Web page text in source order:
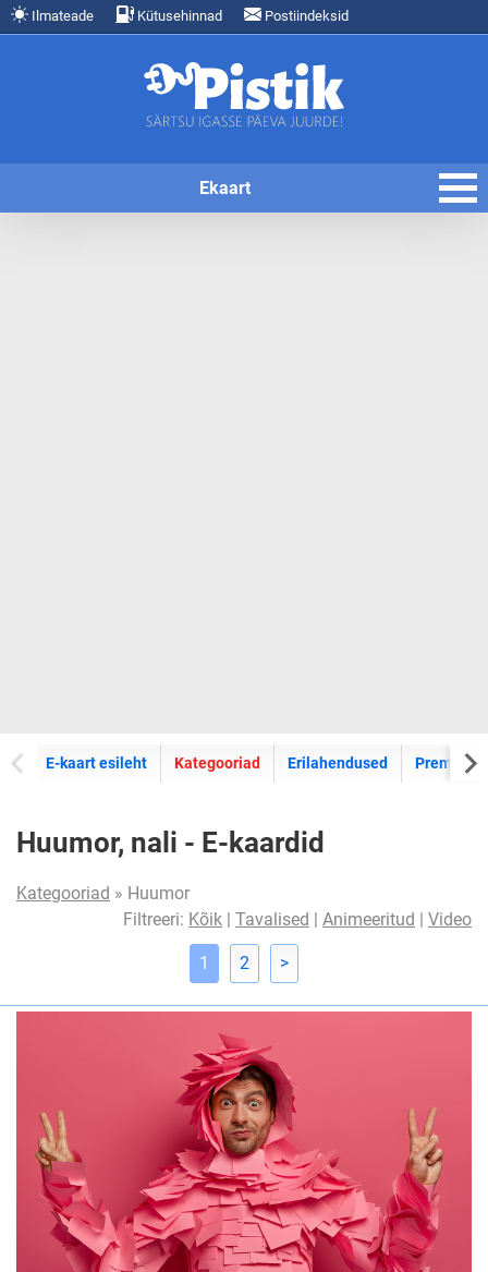
Ilmateade Kütusehinnad Postiindeksid
Ekaart
E-kaart esileht E-kaartide
Kategooriad Erilahendused Premium
Huumor, nali - E-kaardid
Kategooriad » Huumor
Filtreeri: Kõik | Tavalised | Animeeritud | Video
1 2 >